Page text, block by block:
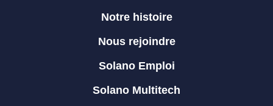
Notre histoire
Nous rejoindre
Solano Emploi
Solano Multitech